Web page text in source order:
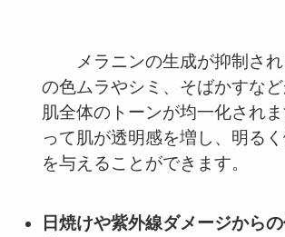
メラニンの生成が抑制され
の色ムラやシミ、そばかすなど
肌全体のトーンが均一化され
って肌が透明感を増し、明る
を与えることができます。
日焼けや紫外線ダメージから